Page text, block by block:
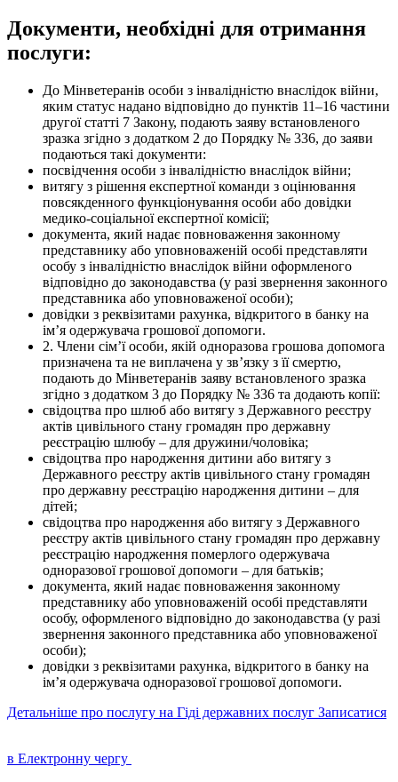
Документи, необхідні для отримання
послуги:
До Мінветеранів особи з інвалідністю внаслідок війни,
яким статус надано відповідно до пунктів 11–16 частини
другої статті 7 Закону, подають заяву встановленого
зразка згідно з додатком 2 до Порядку № 336, до заяви
подаються такі документи:
посвідчення особи з інвалідністю внаслідок війни;
витягу з рішення експертної команди з оцінювання
повсякденного функціонування особи або довідки
медико-соціальної експертної комісії;
документа, який надає повноваження законному
представнику або уповноваженій особі представляти
особу з інвалідністю внаслідок війни оформленого
відповідно до законодавства (у разі звернення законного
представника або уповноваженої особи);
довідки з реквізитами рахунка, відкритого в банку на
ім’я одержувача грошової допомоги.
2. Члени сім’ї особи, якій одноразова грошова допомога
призначена та не виплачена у зв’язку з її смертю,
подають до Мінветеранів заяву встановленого зразка
згідно з додатком 3 до Порядку № 336 та додають копії:
свідоцтва про шлюб або витягу з Державного реєстру
актів цивільного стану громадян про державну
реєстрацію шлюбу – для дружини/чоловіка;
свідоцтва про народження дитини або витягу з
Державного реєстру актів цивільного стану громадян
про державну реєстрацію народження дитини – для
дітей;
свідоцтва про народження або витягу з Державного
реєстру актів цивільного стану громадян про державну
реєстрацію народження померлого одержувача
одноразової грошової допомоги – для батьків;
документа, який надає повноваження законному
представнику або уповноваженій особі представляти
особу, оформленого відповідно до законодавства (у разі
звернення законного представника або уповноваженої
особи);
довідки з реквізитами рахунка, відкритого в банку на
ім’я одержувача одноразової грошової допомоги.
Детальніше про послугу на Гіді державних послуг Записатися
в Електронну чергу